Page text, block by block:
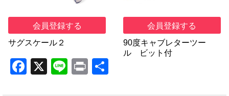
会員登録する
サグスケール２
会員登録する
90度キャブレターツー
ル ビット付
F
X
Li
Pr